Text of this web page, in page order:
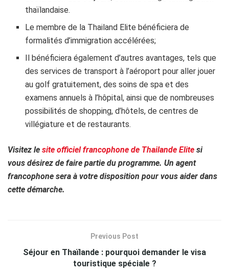
thaïlandaise.
Le membre de la Thailand Elite bénéficiera de
formalités d’immigration accélérées;
Il bénéficiera également d’autres avantages, tels que
des services de transport à l’aéroport pour aller jouer
au golf gratuitement, des soins de spa et des
examens annuels à l’hôpital, ainsi que de nombreuses
possibilités de shopping, d’hôtels, de centres de
villégiature et de restaurants.
Visitez le site officiel francophone de Thailande Elite si
vous désirez de faire partie du programme. Un agent
francophone sera à votre disposition pour vous aider dans
cette démarche.
Previous Post
Séjour en Thaïlande : pourquoi demander le visa
touristique spéciale ?